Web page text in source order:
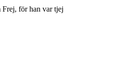
för han var tjej